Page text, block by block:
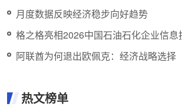
月度数据反映经济稳步向好趋势
格之格亮相2026中国石油石化企业信息
阿联酋为何退出欧佩克：经济战略选择
热文榜单